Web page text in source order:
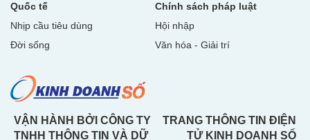
Quốc tế
Chính sách pháp luật
Nhịp cầu tiêu dùng
Hội nhập
Đời sống
Văn hóa - Giải trí
VẬN HÀNH BỞI CÔNG TY
TNHH THÔNG TIN VÀ DỮ
TRANG THÔNG TIN ĐIỆN
TỬ KINH DOANH SỐ